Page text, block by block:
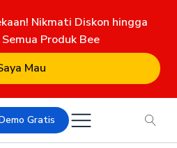
Nikmati Diskon hingga
Produk Bee
Mau
Gratis